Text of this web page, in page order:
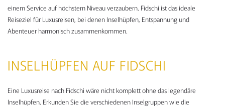
einem Service auf höchstem Niveau verzaubern. Fidschi ist das ideale
Reiseziel für Luxusreisen, bei denen Inselhüpfen, Entspannung und
Abenteuer harmonisch zusammenkommen.
INSELHÜPFEN AUF FIDSCHI
Eine Luxusreise nach Fidschi wäre nicht komplett ohne das legendäre
Inselhüpfen. Erkunden Sie die verschiedenen Inselgruppen wie die